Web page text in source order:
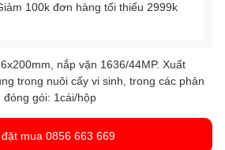
100k đơn hàng tối thiểu 2999k
nắp vặn 1636/44MP. Xuất
trong nuôi cấy vi sinh, trong các phản
đóng gói: 1cái/hộp
mua 0856 663 669